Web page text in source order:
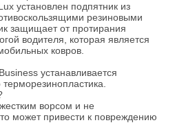
установлен подпятник из
резиновыми
защищает от протирания
водителя, которая является
ковров.
устанавливается
терморезинопластика.
ворсом и не
может привести к повреждению